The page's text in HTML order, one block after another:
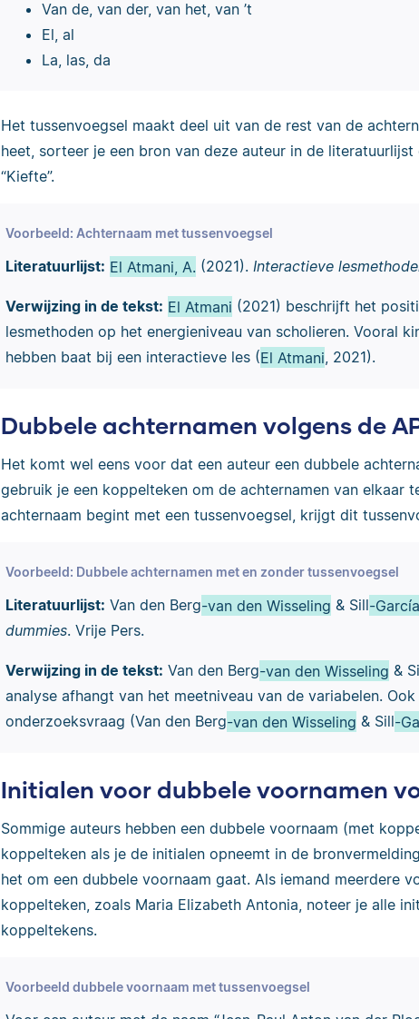
Van de, van der, van het, van ’t
El, al
La, las, da
Het tussenvoegsel maakt deel uit van de rest van de
heet, sorteer je een bron van deze auteur in de literatuurlijst
“Kiefte”.
Voorbeeld: Achternaam met tussenvoegsel
Literatuurlijst: El Atmani, A. (2021). Interactieve
Verwijzing in de tekst: El Atmani (2021) beschrijft het
lesmethoden op het energieniveau van scholieren. Vooral
hebben baat bij een interactieve les (El Atmani, 2021).
Dubbele achternamen volgens de
Het komt wel eens voor dat een auteur een dubbele
gebruik je een koppelteken om de achternamen van elkaar
achternaam begint met een tussenvoegsel, krijgt dit
Voorbeeld: Dubbele achternamen met en zonder tussenvoegsel
Literatuurlijst: Van den Berg-van den Wisseling & Sill-García
dummies. Vrije Pers.
Verwijzing in de tekst: Van den Berg-van den Wisseling &
analyse afhangt van het meetniveau van de variabelen.
onderzoeksvraag (Van den Berg-van den Wisseling & Sill-
Initialen voor dubbele voornamen
Sommige auteurs hebben een dubbele voornaam (met
koppelteken als je de initialen opneemt in de
het om een dubbele voornaam gaat. Als iemand meerdere
koppelteken, zoals Maria Elizabeth Antonia, noteer je alle
koppeltekens.
Voorbeeld dubbele voornaam met tussenvoegsel